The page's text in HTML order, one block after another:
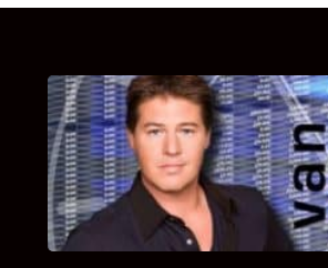
UITSTEL VAN
Bekijk hier de fragmenten van
van Bricks and Stones aan dit